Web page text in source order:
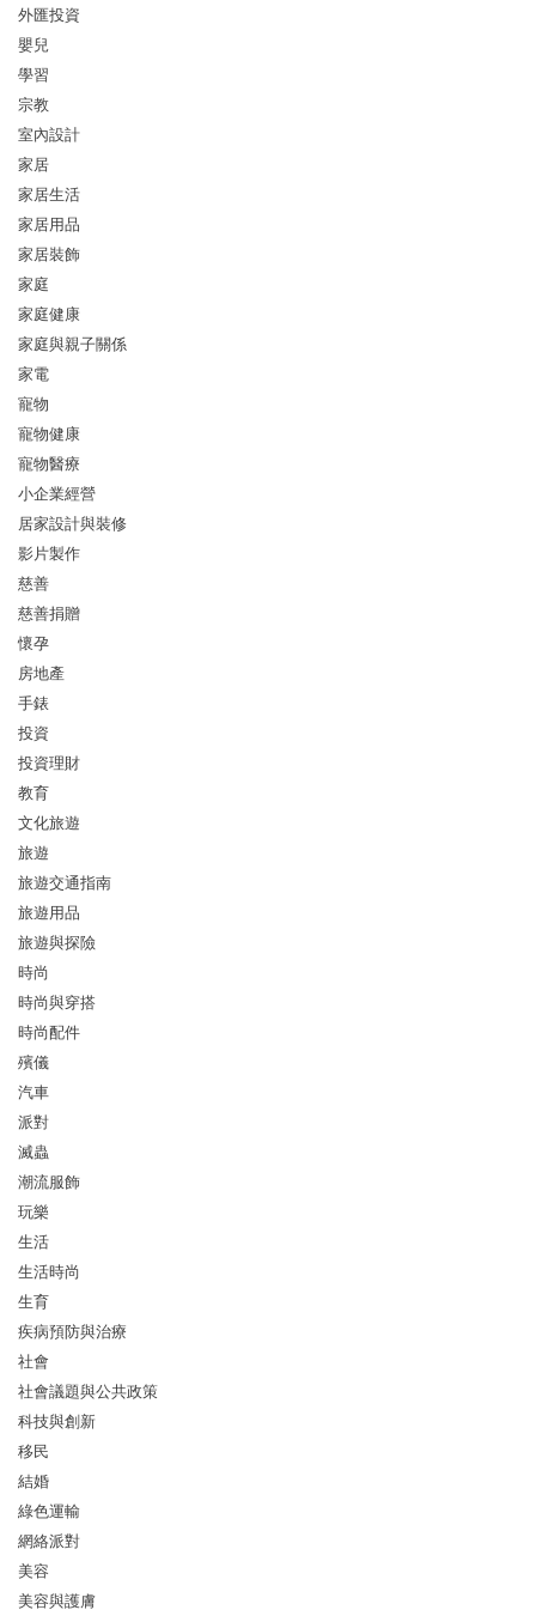
外匯投資
嬰兒
學習
宗教
室內設計
家居
家居生活
家居用品
家居裝飾
家庭
家庭健康
家庭與親子關係
家電
寵物
寵物健康
寵物醫療
小企業經營
居家設計與裝修
影片製作
慈善
慈善捐贈
懷孕
房地產
手錶
投資
投資理財
教育
文化旅遊
旅遊
旅遊交通指南
旅遊用品
旅遊與探險
時尚
時尚與穿搭
時尚配件
殯儀
汽車
派對
滅蟲
潮流服飾
玩樂
生活
生活時尚
生育
疾病預防與治療
社會
社會議題與公共政策
科技與創新
移民
結婚
綠色運輸
網絡派對
美容
美容與護膚